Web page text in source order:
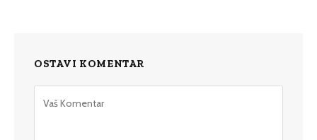
OSTAVI KOMENTAR